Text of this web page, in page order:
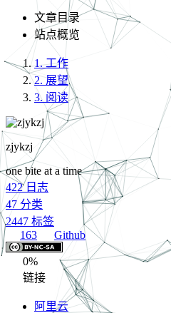
文章目录
站点概览
1. 工作
2. 展望
3. 阅读
zjykzj
one bite at a time
422 日志
47 分类
2447 标签
163
Github
0%
链接
阿里云